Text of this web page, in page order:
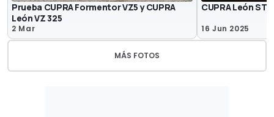
Prueba CUPRA Formentor VZ5 y CUPRA
León VZ 325
2 Mar
CUPRA León ST
16 Jun 2025
MÁS FOTOS